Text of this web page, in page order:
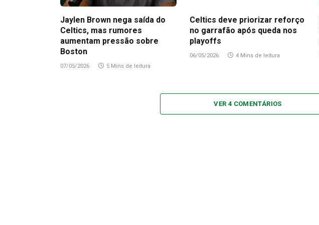
Jaylen Brown nega saída do
Celtics, mas rumores
aumentam pressão sobre
Boston
07/05/2026 5 Mins de leitura
Celtics deve priorizar reforço
no garrafão após queda nos
playoffs
06/05/2026 4 Mins de leitura
VER 4 COMENTÁRIOS